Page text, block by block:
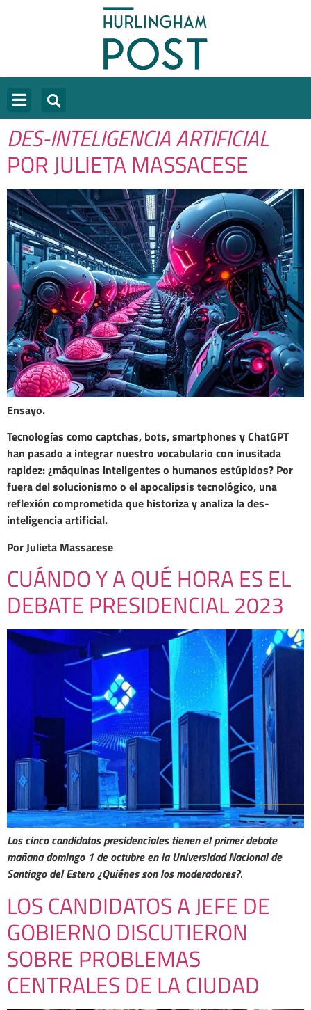
DES-INTELIGENCIA ARTIFICIAL
POR JULIETA MASSACESE
Ensayo.
Tecnologías como captchas, bots, smartphones y ChatGPT
han pasado a integrar nuestro vocabulario con inusitada
rapidez: ¿máquinas inteligentes o humanos estúpidos? Por
fuera del solucionismo o el apocalipsis tecnológico, una
reflexión comprometida que historiza y analiza la des-
inteligencia artificial.
Por Julieta Massacese
CUÁNDO Y A QUÉ HORA ES EL
DEBATE PRESIDENCIAL 2023
Los cinco candidatos presidenciales tienen el primer debate
mañana domingo 1 de octubre en la Universidad Nacional de
Santiago del Estero ¿Quiénes son los moderadores?.
LOS CANDIDATOS A JEFE DE
GOBIERNO DISCUTIERON
SOBRE PROBLEMAS
CENTRALES DE LA CIUDAD